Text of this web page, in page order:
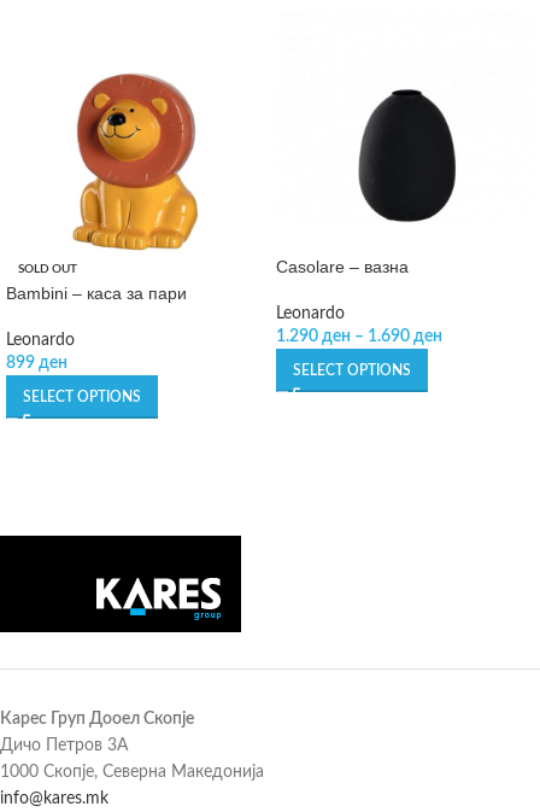
SOLD OUT
Bambini – каса за пари
Leonardo
899 ден
SELECT OPTIONS
Casolare – вазна
Leonardo
1.290 ден – 1.690 ден
SELECT OPTIONS
Карес Груп Дооел Скопје
Дичо Петров 3А
1000 Скопје, Северна Македонија
info@kares.mk